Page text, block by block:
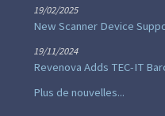
19/02/2025
New Scanner Device
19/11/2024
Revenova Adds TEC-IT
Plus de nouvelles...